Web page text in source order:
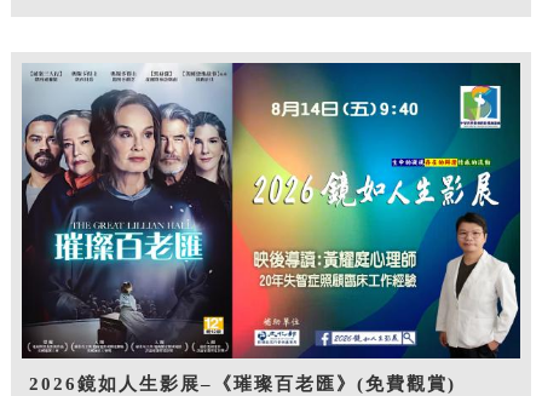
2026鏡如人生影展–《璀璨百老匯》(免費觀賞)